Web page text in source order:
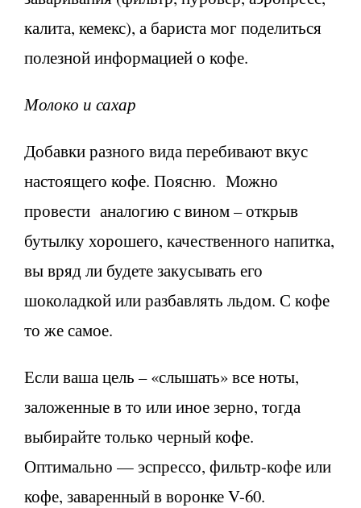
калита, кемекс), а бариста мог поделиться
полезной информацией о кофе.
Молоко и сахар
Добавки разного вида перебивают вкус
настоящего кофе. Поясню. Можно
провести аналогию с вином – открыв
бутылку хорошего, качественного напитка,
вы вряд ли будете закусывать его
шоколадкой или разбавлять льдом. С кофе
то же самое.
Если ваша цель – «слышать» все ноты,
заложенные в то или иное зерно, тогда
выбирайте только черный кофе.
Оптимально — эспрессо, фильтр-кофе или
кофе, заваренный в воронке V-60.